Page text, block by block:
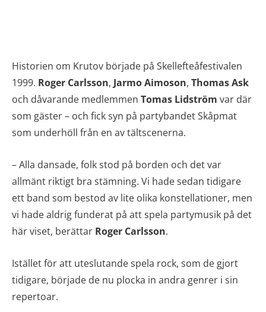
Historien om Krutov började på Skellefteåfestivalen
1999. Roger Carlsson, Jarmo Aimoson, Thomas Ask
och dåvarande medlemmen Tomas Lidström var där
som gäster – och fick syn på partybandet Skåpmat
som underhöll från en av tältscenerna.
– Alla dansade, folk stod på borden och det var
allmänt riktigt bra stämning. Vi hade sedan tidigare
ett band som bestod av lite olika konstellationer, men
vi hade aldrig funderat på att spela partymusik på det
här viset, berättar Roger Carlsson.
Istället för att uteslutande spela rock, som de gjort
tidigare, började de nu plocka in andra genrer i sin
repertoar.